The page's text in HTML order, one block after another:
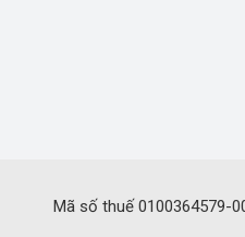
Mã số thuế 0100364579-